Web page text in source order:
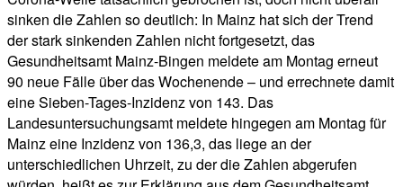
sinken die Zahlen so deutlich: In Mainz hat sich der Trend
der stark sinkenden Zahlen nicht fortgesetzt, das
Gesundheitsamt Mainz-Bingen meldete am Montag erneut
90 neue Fälle über das Wochenende – und errechnete damit
eine Sieben-Tages-Inzidenz von 143. Das
Landesuntersuchungsamt meldete hingegen am Montag für
Mainz eine Inzidenz von 136,3, das liege an der
unterschiedlichen Uhrzeit, zu der die Zahlen abgerufen